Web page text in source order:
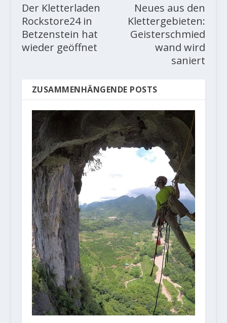
Der Kletterladen
Rockstore24 in
Betzenstein hat
wieder geöffnet
Neues aus den
Klettergebieten:
Geisterschmied
wand wird
saniert
ZUSAMMENHÄNGENDE POSTS